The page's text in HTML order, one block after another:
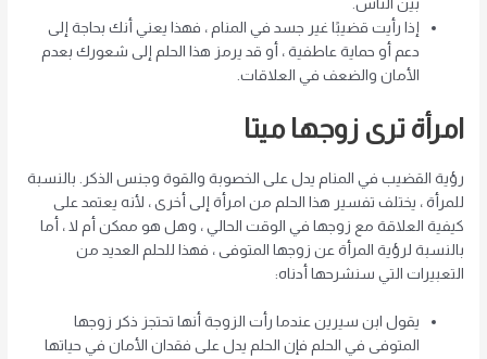
بين الناس.
إذا رأيت قضيبًا غير جسد في المنام ، فهذا يعني أنك بحاجة إلى
دعم أو حماية عاطفية ، أو قد يرمز هذا الحلم إلى شعورك بعدم
الأمان والضعف في العلاقات.
امرأة ترى زوجها ميتا
رؤية القضيب في المنام يدل على الخصوبة والقوة وجنس الذكر. بالنسبة
للمرأة ، يختلف تفسير هذا الحلم من امرأة إلى أخرى ، لأنه يعتمد على
كيفية العلاقة مع زوجها في الوقت الحالي ، وهل هو ممكن أم لا ، أما
بالنسبة لرؤية المرأة عن زوجها المتوفى ، فهذا للحلم العديد من
التعبيرات التي سنشرحها أدناه:
يقول ابن سيرين عندما رأت الزوجة أنها تحتجز ذكر زوجها
المتوفى في الحلم فإن الحلم يدل على فقدان الأمان في حياتها